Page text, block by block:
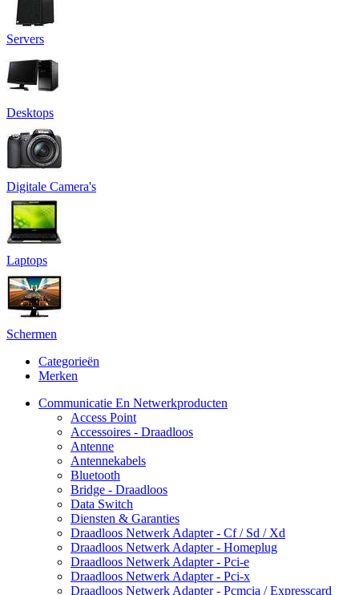
Servers
Desktops
Digitale Camera's
Laptops
Schermen
Categorieën
Merken
Communicatie En Netwerkproducten
Access Point
Accessoires - Draadloos
Antenne
Antennekabels
Bluetooth
Bridge - Draadloos
Data Switch
Diensten & Garanties
Draadloos Netwerk Adapter - Cf / Sd / Xd
Draadloos Netwerk Adapter - Homeplug
Draadloos Netwerk Adapter - Pci-e
Draadloos Netwerk Adapter - Pci-x
Draadloos Netwerk Adapter - Pcmcia / Expresscard